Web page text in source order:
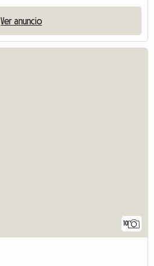
Ver anuncio
10